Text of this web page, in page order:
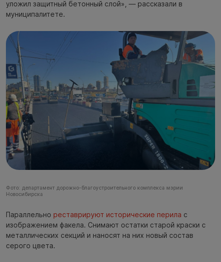
уложил защитный бетонный слой», — рассказали в
муниципалитете.
Фото: департамент дорожно-благоустроительного комплекса мэрии
Новосибирска
Параллельно реставрируют исторические перила с
изображением факела. Снимают остатки старой краски с
металлических секций и наносят на них новый состав
серого цвета.